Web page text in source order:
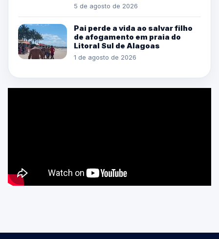
5 de agosto de 2026
Pai perde a vida ao salvar filho
de afogamento em praia do
Litoral Sul de Alagoas
1 de agosto de 2026